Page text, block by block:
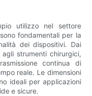
utilizzo nel settore
fondamentali per la
dei dispositivi. Dai
strumenti chirurgici,
continua di
reale. Le dimensioni
ideali per applicazioni
e sicure.